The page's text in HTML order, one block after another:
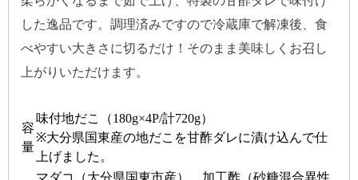
した逸品です。調理済みですので冷蔵庫で解凍後、食
べやすい大きさに切るだけ！そのまま美味しくお召し
上がりいただけます。
容
量
味付地だこ（180g×4P/計720g）
※大分県国東産の地だこを甘酢ダレに漬け込んで仕
上げました。